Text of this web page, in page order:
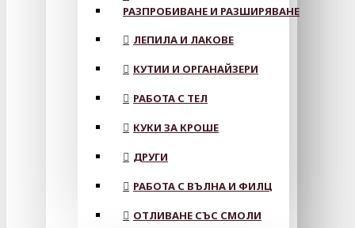
РАЗПРОБИВАНЕ И РАЗШИРЯВАНЕ
ЛЕПИЛА И ЛАКОВЕ
КУТИИ И ОРГАНАЙЗЕРИ
РАБОТА С ТЕЛ
КУКИ ЗА КРОШЕ
ДРУГИ
РАБОТА С ВЪЛНА И ФИЛЦ
ОТЛИВАНЕ СЪС СМОЛИ